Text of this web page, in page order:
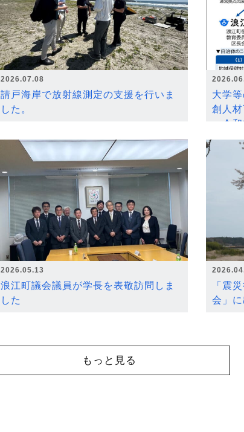
2026.07.08
請戸海岸で放射線測定の支援を行いま
した。
大学
創人
～令
2026.05.13
浪江町議会議員が学長を表敬訪問しま
した
「震
会」
もっと見る